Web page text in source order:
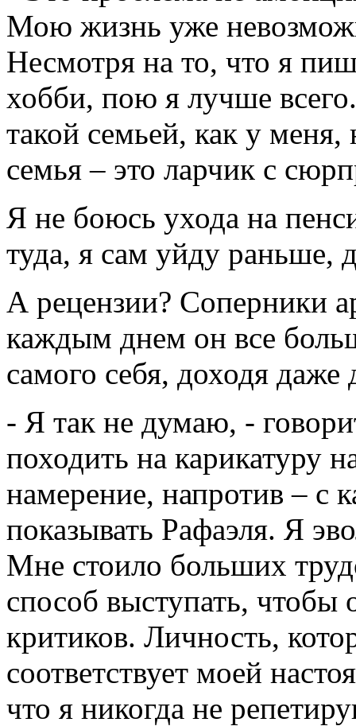
Мою жизнь уже
Несмотря на то, что я
хобби, пою я лучше
такой семьей, как у
семья – это ларчик с
Я не боюсь ухода на
туда, я сам уйду раньше,
А рецензии? Соперники
каждым днем он все
самого себя, доходя даже
- Я так не думаю, -
походить на карикатуру
намерение, напротив – с
показывать Рафаэля. Я
Мне стоило больших
способ выступать, чтобы
критиков. Личность,
соответствует моей
что я никогда не